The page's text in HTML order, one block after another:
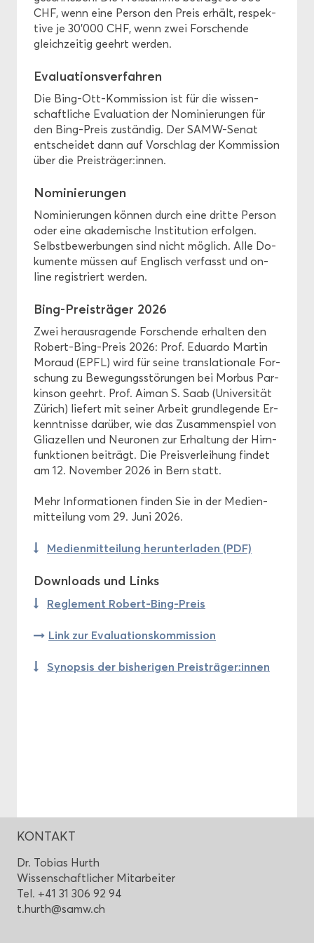
CHF, wenn eine Per­son den Preis er­hält, re­spek­
ti­ve je 30'000 CHF, wenn zwei For­schen­de
gleich­zei­tig ge­ehrt wer­den.
Eva­lua­ti­ons­ver­fah­ren
Die Bing-​Ott-Kommission ist für die wis­sen­
schaft­li­che Eva­lua­ti­on der No­mi­nie­run­gen für
den Bing-​Preis zu­stän­dig. Der SAMW-​Senat
ent­schei­det dann auf Vor­schlag der Kom­mis­si­on
über die Preis­trä­ger:innen.
No­mi­nie­run­gen
No­mi­nie­run­gen kön­nen durch eine drit­te Per­son
oder eine aka­de­mi­sche In­sti­tu­ti­on er­fol­gen.
Selbst­be­wer­bun­gen sind nicht mög­lich. Alle Do­
ku­men­te müs­sen auf Eng­lisch ver­fasst und on­
line re­gis­triert wer­den.
Bing-​Preisträger 2026
Zwei her­aus­ra­gen­de For­schen­de er­hal­ten den
Robert-​Bing-Preis 2026: Prof. Edu­ar­do Mar­tin
Mor­aud (EPFL) wird für seine trans­la­tio­na­le For­
schung zu Be­we­gungs­stö­run­gen bei Mor­bus Par­
kin­son ge­ehrt. Prof. Aiman S. Saab (Uni­ver­si­tät
Zü­rich) lie­fert mit sei­ner Ar­beit grund­le­gen­de Er­
kennt­nis­se dar­über, wie das Zu­sam­men­spiel von
Glia­zel­len und Neu­ro­nen zur Er­hal­tung der Hirn­
funk­tio­nen bei­trägt. Die Preis­ver­lei­hung fin­det
am 12. No­vem­ber 2026 in Bern statt.
Mehr In­for­ma­tio­nen fin­den Sie in der Me­di­en­
mit­tei­lung vom 29. Juni 2026.
Me­di­en­mit­tei­lung her­un­ter­la­den (PDF)
Down­loads und Links
Re­gle­ment Robert-​Bing-Preis
Link zur Eva­lua­ti­ons­kom­mis­si­on
Syn­op­sis der bis­he­ri­gen Preis­trä­ger:innen
KON­TAKT
Dr. To­bi­as Hurth
Wis­sen­schaft­li­cher Mit­ar­bei­ter
Tel. +41 31 306 92 94
t.hurth@samw.ch